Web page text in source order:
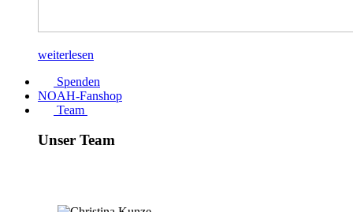
weiterlesen
Spenden
NOAH-Fanshop
Team
Unser Team